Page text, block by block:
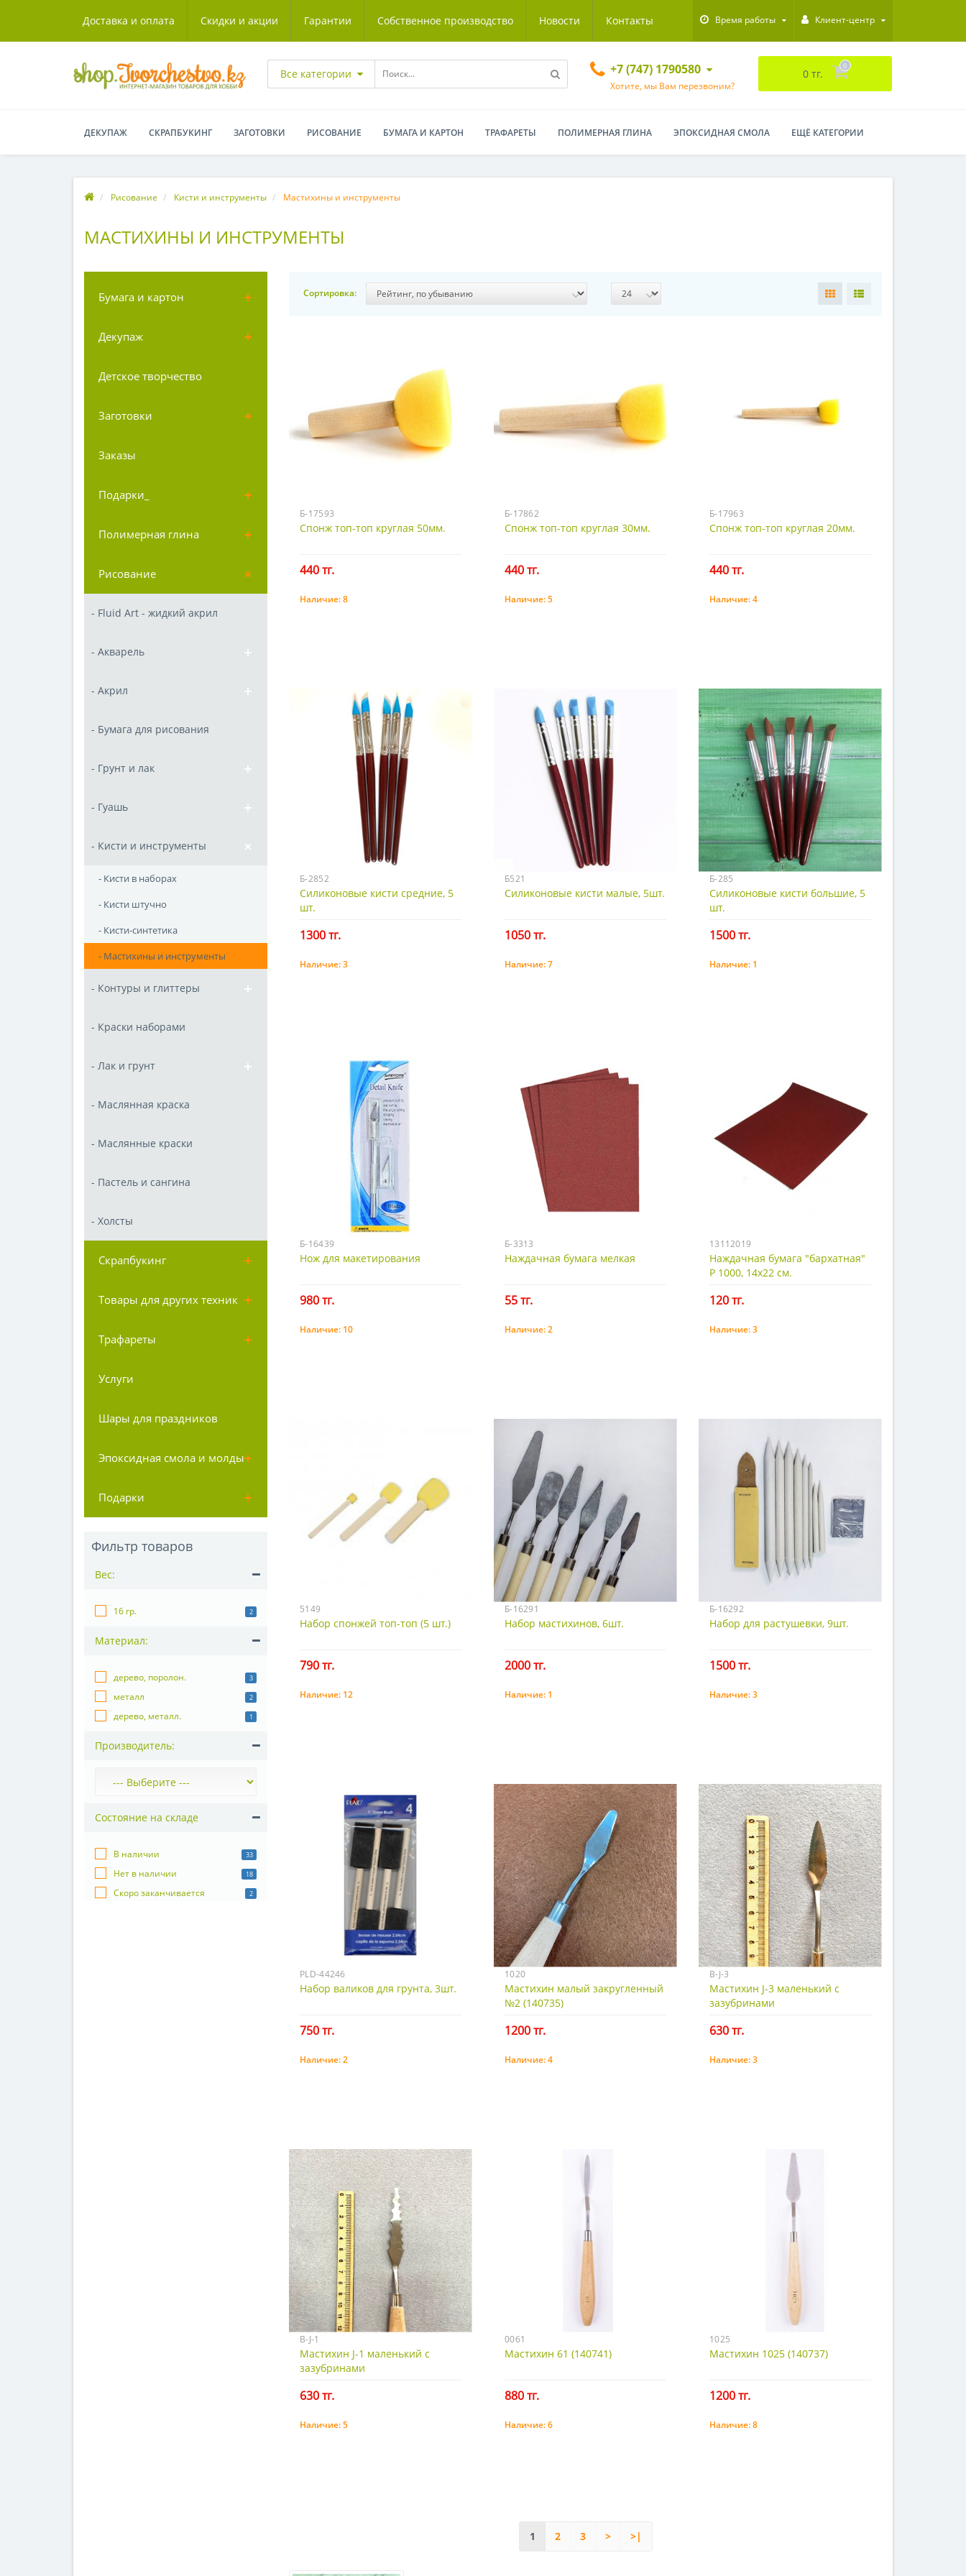
Доставка и оплата Скидки и акции Гарантии Собственное производство Новости Контакты Время работы Клиент-центр
Все категории +7 (747) 1790580
Хотите, мы Вам перезвоним?
0 тг.
0
ДЕКУПАЖ СКРАПБУКИНГ ЗАГОТОВКИ РИСОВАНИЕ БУМАГА И КАРТОН ТРАФАРЕТЫ ПОЛИМЕРНАЯ ГЛИНА ЭПОКСИДНАЯ СМОЛА ЕЩЁ КАТЕГОРИИ
Рисование Кисти и инструменты Мастихины и инструменты
МАСТИХИНЫ И ИНСТРУМЕНТЫ
Бумага и картон
Декупаж
Детское творчество
Заготовки
Заказы
Подарки_
Полимерная глина
Рисование
- Fluid Art - жидкий акрил
- Акварель
- Акрил
- Бумага для рисования
- Грунт и лак
- Гуашь
- Кисти и инструменты
- Кисти в наборах
- Кисти штучно
- Кисти-синтетика
- Мастихины и инструменты
- Контуры и глиттеры
- Краски наборами
- Лак и грунт
- Маслянная краска
- Маслянные краски
- Пастель и сангина
- Холсты
Скрапбукинг
Товары для других техник
Трафареты
Услуги
Шары для праздников
Эпоксидная смола и молды
Подарки
Фильтр товаров
Вес:
16 гр. 2
Материал:
дерево, поролон. 3
металл 2
дерево, металл. 1
Производитель:
Состояние на складе
В наличии 33
Нет в наличии 18
Скоро заканчивается 2
Сортировка:
Б-17593
Спонж топ-топ круглая 50мм.
440 тг.
Купить
Наличие:8
Б-17862
Спонж топ-топ круглая 30мм.
440 тг.
Купить
Наличие:5
Б-17963
Спонж топ-топ круглая 20мм.
440 тг.
Купить
Наличие:4
Б-2852
Силиконовые кисти средние, 5
шт.
1300 тг.
Купить
Наличие:3
Б521
Силиконовые кисти малые, 5шт.
1050 тг.
Купить
Наличие:7
Б-285
Силиконовые кисти большие, 5
шт.
1500 тг.
Купить
Наличие: 1
Б-16439
Нож для макетирования
980 тг.
Купить
Наличие: 10
Б-3313
Наждачная бумага мелкая
55 тг.
Купить
Наличие:2
13112019
Наждачная бумага "бархатная"
Р 1000, 14х22 см.
120 тг.
Купить
Наличие:3
5149
Набор спонжей топ-топ (5 шт.)
790 тг.
Купить
Наличие: 12
Б-16291
Набор мастихинов, 6шт.
2000 тг.
Купить
Наличие: 1
Б-16292
Набор для растушевки, 9шт.
1500 тг.
Купить
Наличие:3
PLD-44246
Набор валиков для грунта, 3шт.
750 тг.
Купить
Наличие:2
1020
Мастихин малый закругленный
№2 (140735)
1200 тг.
Купить
Наличие:4
B-J-3
Мастихин J-3 маленький с
зазубринами
630 тг.
Купить
Наличие:3
B-J-1
Мастихин J-1 маленький с
зазубринами
630 тг.
Купить
Наличие:5
0061
Мастихин 61 (140741)
880 тг.
Купить
Наличие:6
1025
Мастихин 1025 (140737)
1200 тг.
Купить
Наличие:8
1 2 3 > >|